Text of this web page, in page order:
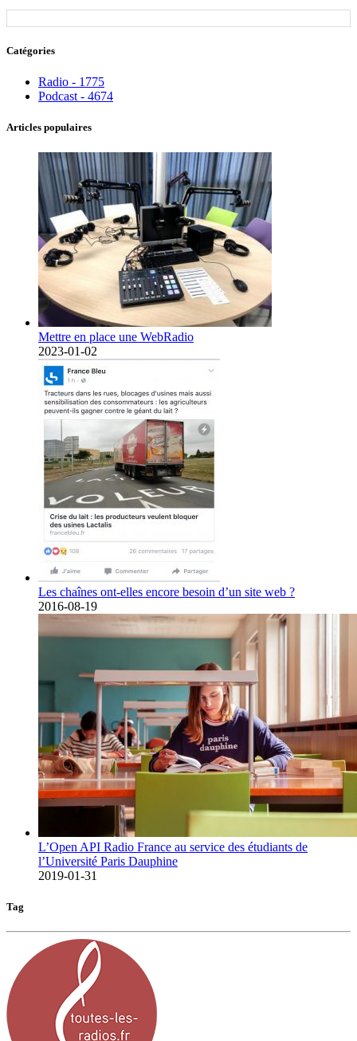
Catégories
Radio - 1775
Podcast - 4674
Articles populaires
Mettre en place une WebRadio
2023-01-02
Les chaînes ont-elles encore besoin d’un site web ?
2016-08-19
L’Open API Radio France au service des étudiants de
l’Université Paris Dauphine
2019-01-31
Tag